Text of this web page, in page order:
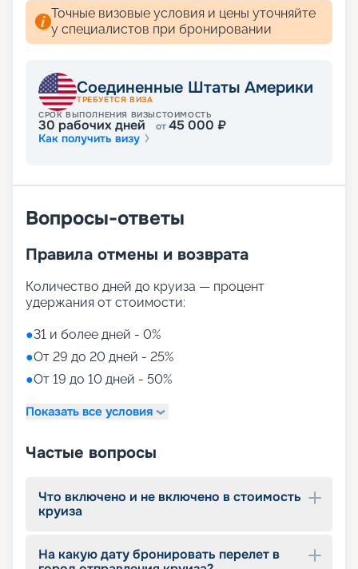
помогут отправиться в главное путешествие
вашей жизни. Благодаря услуге раннего
бронирования можно выбрать и купить самые
Точные визовые условия и цены уточняйте
у специалистов при бронировании
Соединенные Штаты Америки
ТРЕБУЕТСЯ ВИЗА
СРОК ВЫПОЛНЕНИЯ ВИЗЫ
30 рабочих дней
СТОИМОСТЬ
от45 000 ₽
Как получить визу
Вопросы-ответы
Правила отмены и возврата
Количество дней до круиза — процент
удержания от стоимости:
●31 и более дней - 0%
●От 29 до 20 дней - 25%
●От 19 до 10 дней - 50%
Показать все условия
Частые вопросы
Что включено и не включено в стоимость
круиза
На какую дату бронировать перелет в